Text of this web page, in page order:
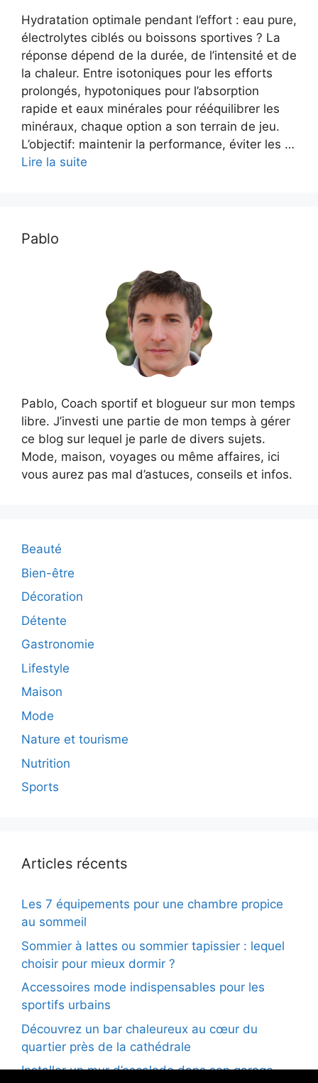
Hydratation optimale pendant l’effort : eau pure,
électrolytes ciblés ou boissons sportives ? La
réponse dépend de la durée, de l’intensité et de
la chaleur. Entre isotoniques pour les efforts
prolongés, hypotoniques pour l’absorption
rapide et eaux minérales pour rééquilibrer les
minéraux, chaque option a son terrain de jeu.
L’objectif: maintenir la performance, éviter les …
Lire la suite
Pablo
Pablo, Coach sportif et blogueur sur mon temps
libre. J’investi une partie de mon temps à gérer
ce blog sur lequel je parle de divers sujets.
Mode, maison, voyages ou même affaires, ici
vous aurez pas mal d’astuces, conseils et infos.
Beauté
Bien-être
Décoration
Détente
Gastronomie
Lifestyle
Maison
Mode
Nature et tourisme
Nutrition
Sports
Articles récents
Les 7 équipements pour une chambre propice
au sommeil
Sommier à lattes ou sommier tapissier : lequel
choisir pour mieux dormir ?
Accessoires mode indispensables pour les
sportifs urbains
Découvrez un bar chaleureux au cœur du
quartier près de la cathédrale
Installer un mur d’escalade dans son garage